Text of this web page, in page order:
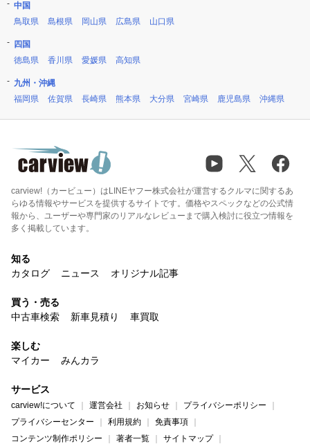
中国
鳥取県
島根県 岡山県 広島県 山口県
四国
徳島県
香川県 愛媛県 高知県
九州・沖縄
福岡県
佐賀県 長崎県 熊本県 大分県 宮崎県 鹿児島県 沖縄県
carview!（カービュー）はLINEヤフー株式会社が運営するクルマに関するあ
らゆる情報やサービスを提供するサイトです。価格やスペックなどの公式情
報から、ユーザーや専門家のリアルなレビューまで購入検討に役立つ情報を
多く掲載しています。
知る
カタログ
ニュース オリジナル記事
買う・売る
中古車検索
新車見積り 車買取
楽しむ
マイカー
みんカラ
サービス
carview!について 運営会社 お知らせ
プライバシーポリシー
プライバシーセンター
利用規約
免責事項
コンテンツ制作ポリシー
著者一覧 サイトマップ